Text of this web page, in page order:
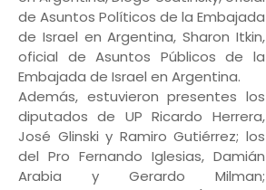
de Asuntos Políticos de la Embajada
de Israel en Argentina, Sharon Itkin,
oficial de Asuntos Públicos de la
Embajada de Israel en Argentina.
Además, estuvieron presentes los
diputados de UP Ricardo Herrera,
José Glinski y Ramiro Gutiérrez; los
del Pro Fernando Iglesias, Damián
Arabia y Gerardo Milman;